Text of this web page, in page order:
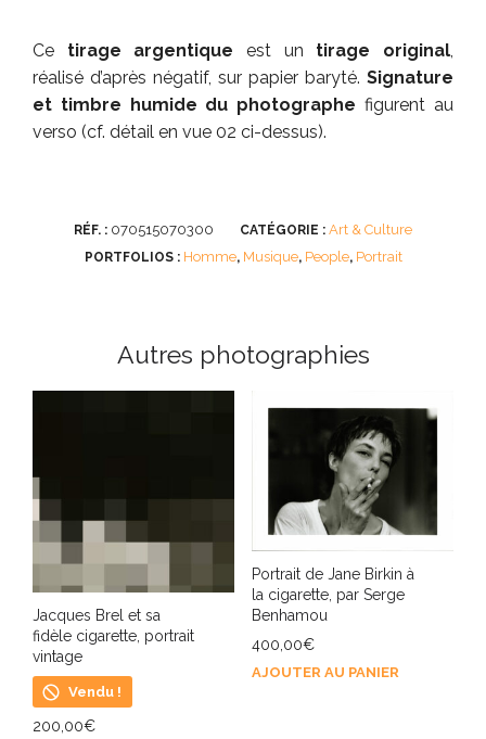
Ce tirage argentique est un tirage original,
réalisé d’après négatif, sur papier baryté. Signature
et timbre humide du photographe figurent au
verso (cf. détail en vue 02 ci-dessus).
RÉF. : 070515070300 CATÉGORIE : Art & Culture
PORTFOLIOS : Homme, Musique, People, Portrait
Autres photographies
Jacques Brel et sa
fidèle cigarette, portrait
vintage
Vendu !
200,00€
Portrait de Jane Birkin à
la cigarette, par Serge
Benhamou
400,00€
AJOUTER AU PANIER